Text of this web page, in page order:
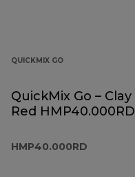
QUICKMIX GO
QuickMix Go – Clay
Red HMP40.000RD
HMP40.000RD